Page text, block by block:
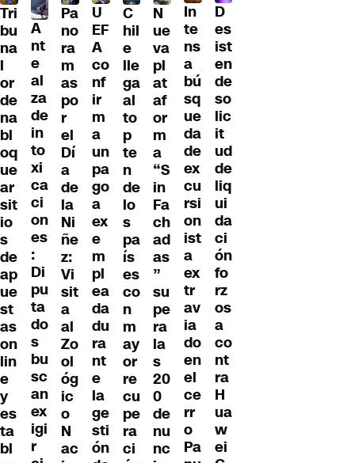
Tri
bu
na
l
or
de
na
bl
oq
ue
ar
sit
io
s
de
ap
ue
st
as
on
lin
e
y
es
ta
bl
A
nt
e
al
za
de
in
to
xi
ca
ci
on
es
:
Di
pu
ta
do
s
bu
sc
an
ex
igi
r
Pa
no
ra
m
as
po
r
el
Dí
a
de
la
Ni
ñe
z:
Vi
sit
a
al
Zo
ol
óg
ic
o
N
ac
U
EF
A
co
nf
ir
m
a
un
pa
go
a
ex
e
m
pl
ea
da
du
ra
nt
e
la
ge
sti
ón
C
hil
e
lle
ga
al
to
p
te
n
de
lo
s
pa
ís
es
co
n
m
ay
or
re
cu
pe
ra
ci
N
ue
va
pl
at
af
or
m
a
“S
in
Fa
ch
ad
as
”
su
pe
ra
la
s
20
0
de
nu
nc
In
te
ns
a
bú
sq
ue
da
de
ex
cu
rsi
on
ist
a
ex
tr
av
ia
do
en
el
ce
rr
o
Pa
D
es
ist
en
de
so
lic
it
ud
de
liq
ui
da
ci
ón
fo
rz
os
a
co
nt
ra
H
ua
w
ei